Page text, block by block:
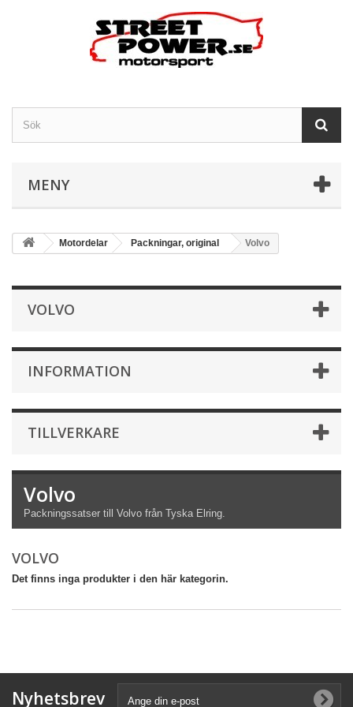
MENY
Motordelar Packningar, original Volvo
VOLVO
INFORMATION
TILLVERKARE
Volvo
Packningssatser till Volvo från Tyska Elring.
VOLVO
Det finns inga produkter i den här kategorin.
Nyhetsbrev